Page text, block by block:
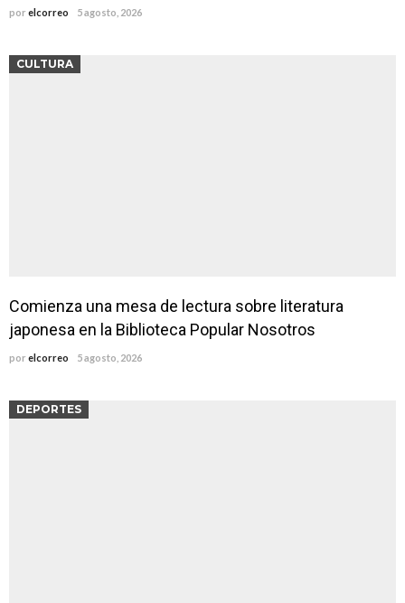
por elcorreo 5 agosto, 2026
CULTURA
Comienza una mesa de lectura sobre literatura
japonesa en la Biblioteca Popular Nosotros
por elcorreo 5 agosto, 2026
DEPORTES